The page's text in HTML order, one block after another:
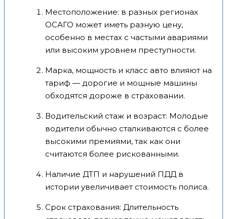
Местоположение: в разных регионах
ОСАГО может иметь разную цену,
особенно в местах с частыми авариями
или высоким уровнем преступности.
Марка, мощность и класс авто влияют на
тариф — дорогие и мощные машины
обходятся дороже в страховании.
Водительский стаж и возраст: Молодые
водители обычно сталкиваются с более
высокими премиями, так как они
считаются более рискованными.
Наличие ДТП и нарушений ПДД в
истории увеличивает стоимость полиса.
Срок страхования: Длительность